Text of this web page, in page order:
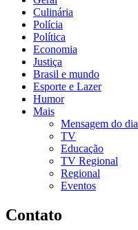
Culinária
Polícia
Política
Economia
Justiça
Brasil e mundo
Esporte e Lazer
Humor
Mais
Mensagem do dia
TV
Educação
TV Regional
Regional
Eventos
Contato